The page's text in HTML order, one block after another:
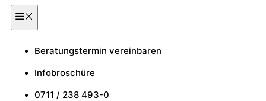
Zum
Inhalt
springen
Beratungstermin vereinbaren
Infobroschüre
0711 / 238 493-0